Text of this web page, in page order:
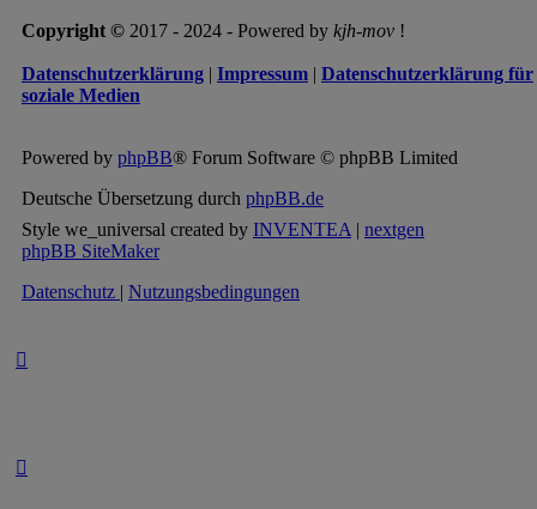
Copyright © 2017 - 2024 - Powered by kjh-mov !
Datenschutzerklärung | Impressum | Datenschutzerklärung für
soziale Medien
Powered by phpBB® Forum Software © phpBB Limited
Deutsche Übersetzung durch phpBB.de
Style we_universal created by INVENTEA| nextgen
phpBB SiteMaker
Datenschutz | Nutzungsbedingungen